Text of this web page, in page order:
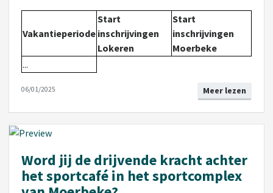
Vakantieperiode
Start
inschrijvingen
Lokeren
Start
inschrijvingen
Moerbeke
...
Meer lezen
06/01/2025
Word jij de drijvende kracht achter
het sportcafé in het sportcomplex